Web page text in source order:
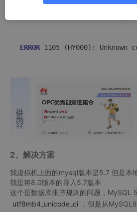
ERROR
推荐内容
2、解决方案
我虚拟机上面的mysql版本是5.7 但是本
我是将8.0版本的导入5.7版本
这个是数据库排序规则的问题，MySQL
utf8mb4_unicode_ci
，但是从